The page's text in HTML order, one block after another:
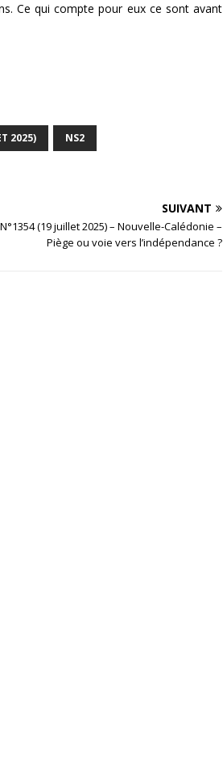
Ce qui compte pour eux ce sont avant
2025) NS2
SUIVANT
(19 juillet 2025) – Nouvelle-Calédonie –
Piège ou voie vers l’indépendance ?